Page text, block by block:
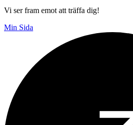
Vi ser fram emot att träffa dig!
Min Sida